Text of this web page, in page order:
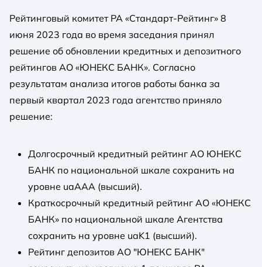
Рейтинговый комитет РА «Стандарт-Рейтинг» 8
июня 2023 года во время заседания принял
решение об обновлении кредитных и депозитного
рейтингов АО «ЮНЕКС БАНК». Согласно
результатам анализа итогов работы банка за
первый квартал 2023 года агентство приняло
решение:
Долгосрочный кредитный рейтинг АО ЮНЕКС
БАНК по национальной шкале сохранить на
уровне uaAAА (высший).
Краткосрочный кредитный рейтинг АО «ЮНЕКС
БАНК» по национальной шкале Агентства
сохранить на уровне uaK1 (высший).
Рейтинг депозитов АО "ЮНЕКС БАНК"